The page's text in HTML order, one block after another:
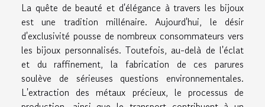
La quête de beauté et d'élégance à travers les bijoux
est une tradition millénaire. Aujourd'hui, le désir
d'exclusivité pousse de nombreux consommateurs vers
les bijoux personnalisés. Toutefois, au-delà de l'éclat
et du raffinement, la fabrication de ces parures
soulève de sérieuses questions environnementales.
L'extraction des métaux précieux, le processus de